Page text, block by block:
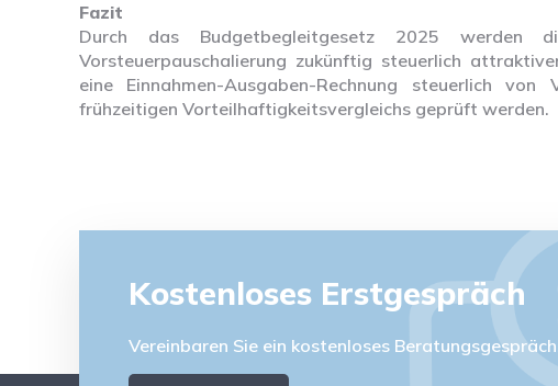
Fazit
Durch das Budgetbegleitgesetz 2025 werden
Vorsteuerpauschalierung zukünftig steuerlich
eine Einnahmen-Ausgaben-Rechnung steuerlich
frühzeitigen Vorteilhaftigkeitsvergleichs geprüft werden.
Kostenloses Erstgespräch
Vereinbaren Sie ein kostenloses